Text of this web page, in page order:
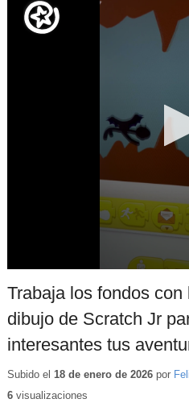
Trabaja los fondos
dibujo de Scratch Jr
interesantes tus
Subido el 18 de enero de 2026por
6visualizaciones